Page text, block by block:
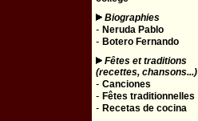
Biographies
- Neruda Pablo
- Botero Fernando
Fêtes et traditions
(recettes, chansons...)
- Canciones
- Fêtes traditionnelles
- Recetas de cocina